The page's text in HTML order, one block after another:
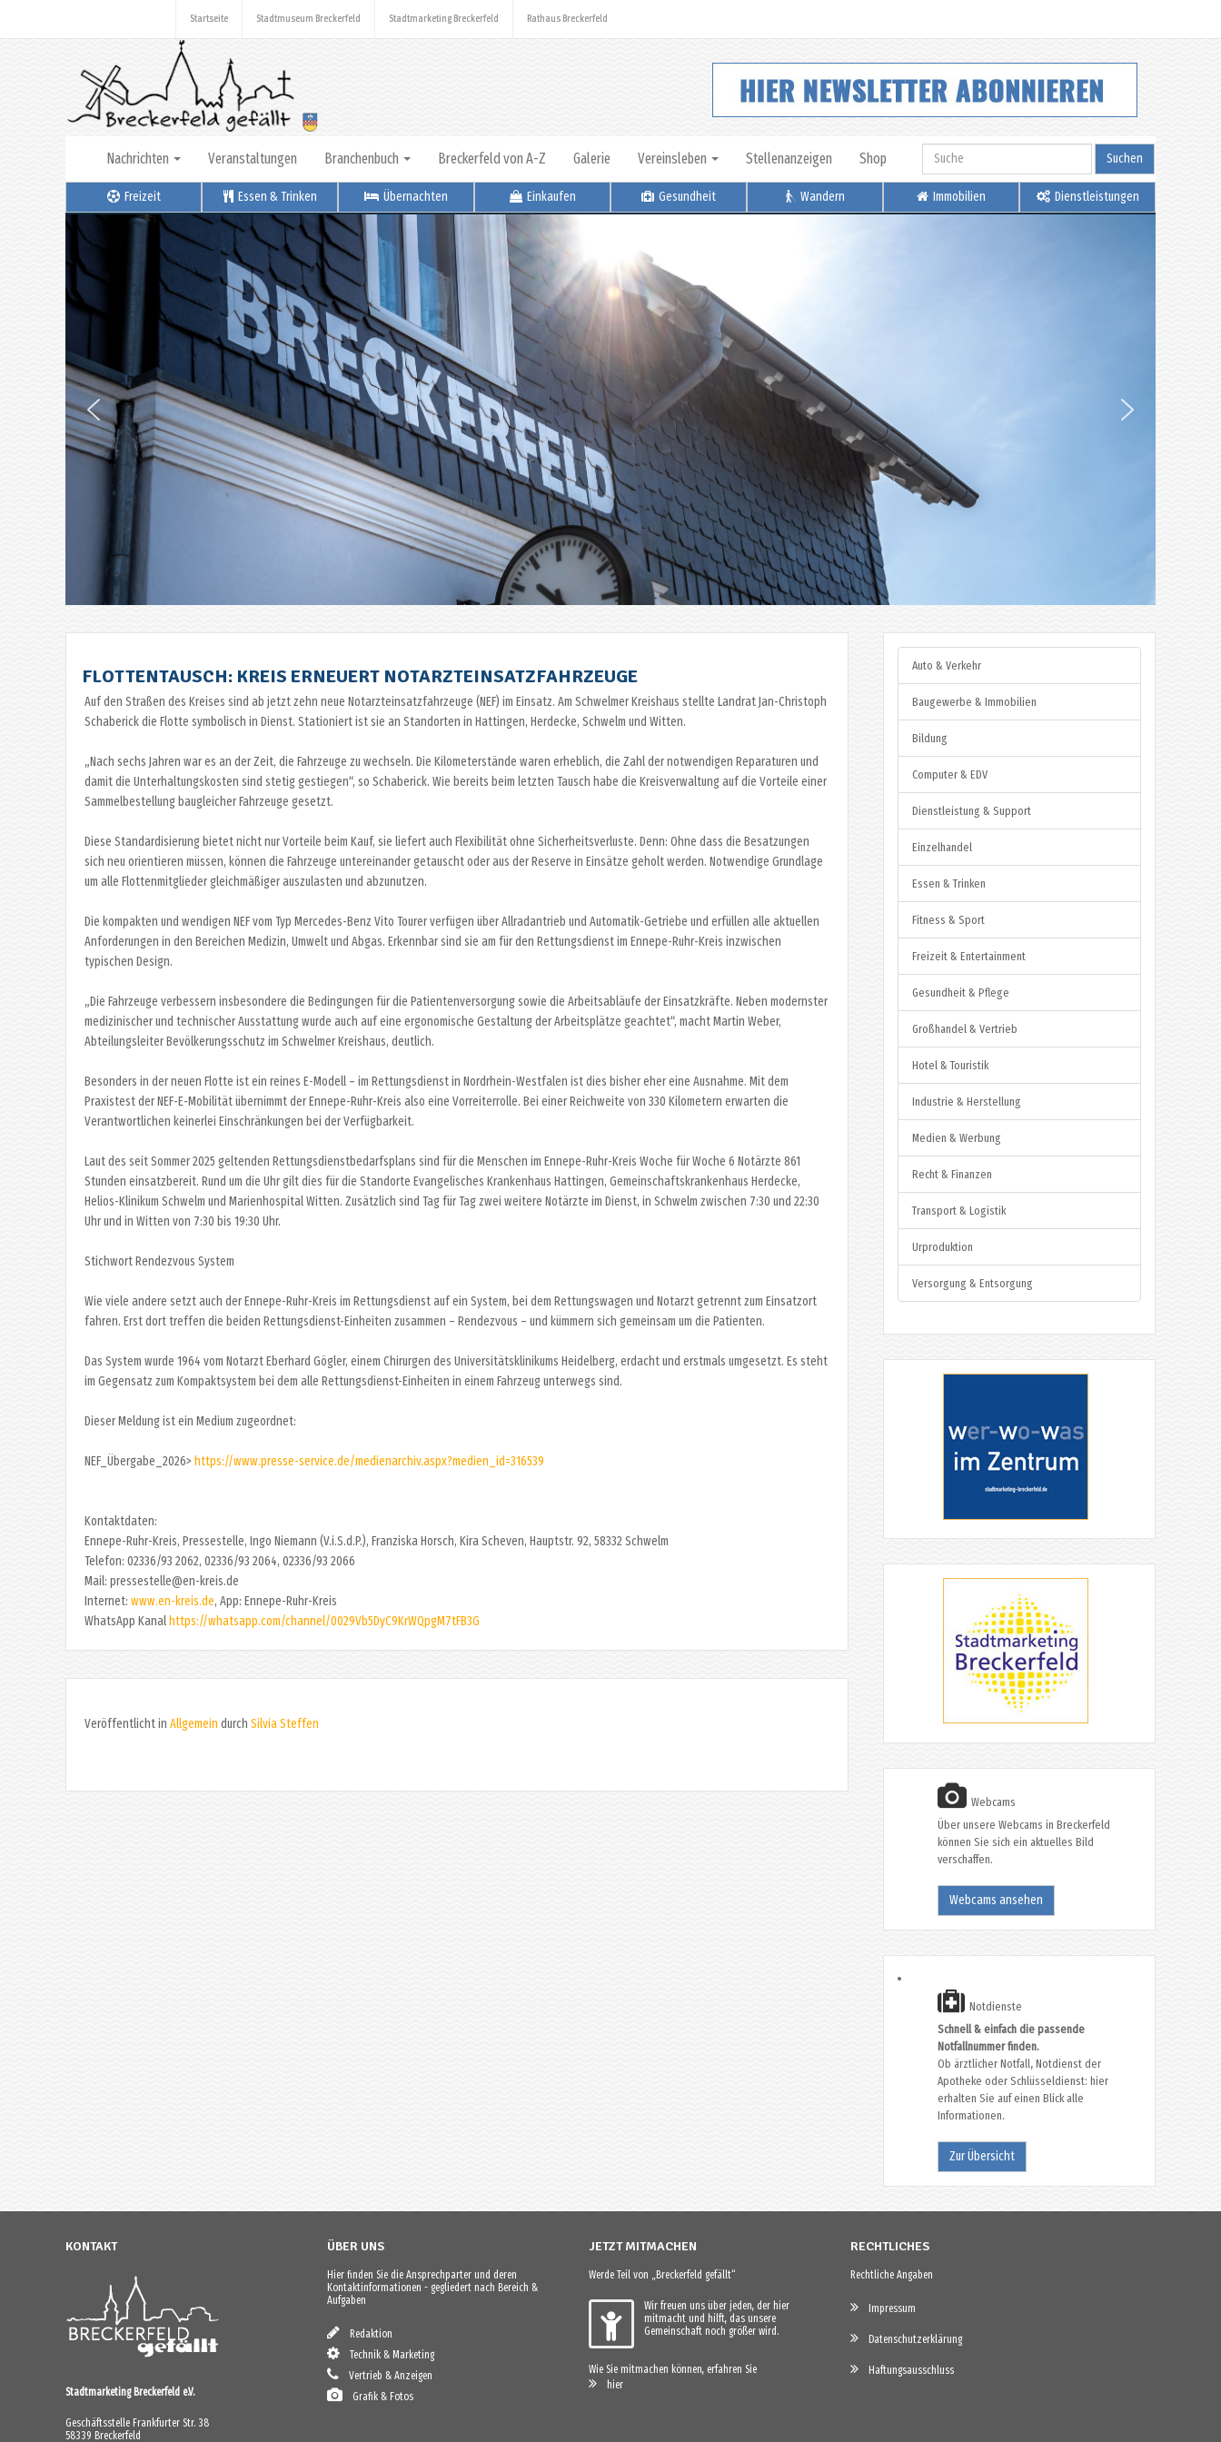
Startseite Stadtmuseum Breckerfeld Stadtmarketing Breckerfeld Rathaus Breckerfeld
Nachrichten Veranstaltungen Branchenbuch Breckerfeld von A-Z Galerie Vereinsleben Stellenanzeigen Shop Suchen
Freizeit Essen & Trinken Übernachten Einkaufen Gesundheit Wandern Immobilien Dienstleistungen
FLOTTENTAUSCH: KREIS ERNEUERT NOTARZTEINSATZFAHRZEUGE
Auf den Straßen des Kreises sind ab jetzt zehn neue Notarzteinsatzfahrzeuge (NEF) im Einsatz. Am Schwelmer Kreishaus stellte Landrat Jan-Christoph
Schaberick die Flotte symbolisch in Dienst. Stationiert ist sie an Standorten in Hattingen, Herdecke, Schwelm und Witten.
„Nach sechs Jahren war es an der Zeit, die Fahrzeuge zu wechseln. Die Kilometerstände waren erheblich, die Zahl der notwendigen Reparaturen und
damit die Unterhaltungskosten sind stetig gestiegen“, so Schaberick. Wie bereits beim letzten Tausch habe die Kreisverwaltung auf die Vorteile einer
Sammelbestellung baugleicher Fahrzeuge gesetzt.
Diese Standardisierung bietet nicht nur Vorteile beim Kauf, sie liefert auch Flexibilität ohne Sicherheitsverluste. Denn: Ohne dass die Besatzungen
sich neu orientieren müssen, können die Fahrzeuge untereinander getauscht oder aus der Reserve in Einsätze geholt werden. Notwendige Grundlage
um alle Flottenmitglieder gleichmäßiger auszulasten und abzunutzen.
Die kompakten und wendigen NEF vom Typ Mercedes-Benz Vito Tourer verfügen über Allradantrieb und Automatik-Getriebe und erfüllen alle aktuellen
Anforderungen in den Bereichen Medizin, Umwelt und Abgas. Erkennbar sind sie am für den Rettungsdienst im Ennepe-Ruhr-Kreis inzwischen
typischen Design.
„Die Fahrzeuge verbessern insbesondere die Bedingungen für die Patientenversorgung sowie die Arbeitsabläufe der Einsatzkräfte. Neben modernster
medizinischer und technischer Ausstattung wurde auch auf eine ergonomische Gestaltung der Arbeitsplätze geachtet“, macht Martin Weber,
Abteilungsleiter Bevölkerungsschutz im Schwelmer Kreishaus, deutlich.
Besonders in der neuen Flotte ist ein reines E-Modell – im Rettungsdienst in Nordrhein-Westfalen ist dies bisher eher eine Ausnahme. Mit dem
Praxistest der NEF-E-Mobilität übernimmt der Ennepe-Ruhr-Kreis also eine Vorreiterrolle. Bei einer Reichweite von 330 Kilometern erwarten die
Verantwortlichen keinerlei Einschränkungen bei der Verfügbarkeit.
Laut des seit Sommer 2025 geltenden Rettungsdienstbedarfsplans sind für die Menschen im Ennepe-Ruhr-Kreis Woche für Woche 6 Notärzte 861
Stunden einsatzbereit. Rund um die Uhr gilt dies für die Standorte Evangelisches Krankenhaus Hattingen, Gemeinschaftskrankenhaus Herdecke,
Helios-Klinikum Schwelm und Marienhospital Witten. Zusätzlich sind Tag für Tag zwei weitere Notärzte im Dienst, in Schwelm zwischen 7:30 und 22:30
Uhr und in Witten von 7:30 bis 19:30 Uhr.
Stichwort Rendezvous System
Wie viele andere setzt auch der Ennepe-Ruhr-Kreis im Rettungsdienst auf ein System, bei dem Rettungswagen und Notarzt getrennt zum Einsatzort
fahren. Erst dort treffen die beiden Rettungsdienst-Einheiten zusammen – Rendezvous – und kümmern sich gemeinsam um die Patienten.
Das System wurde 1964 vom Notarzt Eberhard Gögler, einem Chirurgen des Universitätsklinikums Heidelberg, erdacht und erstmals umgesetzt. Es steht
im Gegensatz zum Kompaktsystem bei dem alle Rettungsdienst-Einheiten in einem Fahrzeug unterwegs sind.
Dieser Meldung ist ein Medium zugeordnet:
NEF_Übergabe_2026> https://www.presse-service.de/medienarchiv.aspx?medien_id=316539
Kontaktdaten:
Ennepe-Ruhr-Kreis, Pressestelle, Ingo Niemann (V.i.S.d.P.), Franziska Horsch, Kira Scheven, Hauptstr. 92, 58332 Schwelm
Telefon: 02336/93 2062, 02336/93 2064, 02336/93 2066
Mail: pressestelle@en-kreis.de
Internet: www.en-kreis.de, App: Ennepe-Ruhr-Kreis
WhatsApp Kanal https://whatsapp.com/channel/0029Vb5DyC9KrWQpgM7tFB3G
Veröffentlicht in Allgemein durch Silvia Steffen
Auto & Verkehr
Baugewerbe & Immobilien
Bildung
Computer & EDV
Dienstleistung & Support
Einzelhandel
Essen & Trinken
Fitness & Sport
Freizeit & Entertainment
Gesundheit & Pflege
Großhandel & Vertrieb
Hotel & Touristik
Industrie & Herstellung
Medien & Werbung
Recht & Finanzen
Transport & Logistik
Urproduktion
Versorgung & Entsorgung
Webcams
Über unsere Webcams in Breckerfeld
können Sie sich ein aktuelles Bild
verschaffen.
Webcams ansehen
Notdienste
Schnell & einfach die passende
Notfallnummer finden.
Ob ärztlicher Notfall, Notdienst der
Apotheke oder Schlüsseldienst: hier
erhalten Sie auf einen Blick alle
Informationen.
Zur Übersicht
KONTAKT
Stadtmarketing Breckerfeld e.V.
Geschäftsstelle Frankfurter Str. 38
58339 Breckerfeld
ÜBER UNS
Hier finden Sie die Ansprechparter und deren
Kontaktinformationen - gegliedert nach Bereich &
Aufgaben
Redaktion
Technik & Marketing
Vertrieb & Anzeigen
Grafik & Fotos
JETZT MITMACHEN
Werde Teil von „Breckerfeld gefällt“
Wir freuen uns über jeden, der hier
mitmacht und hilft, das unsere
Gemeinschaft noch größer wird.
Wie Sie mitmachen können, erfahren Sie
hier
RECHTLICHES
Rechtliche Angaben
Impressum
Datenschutzerklärung
Haftungsausschluss